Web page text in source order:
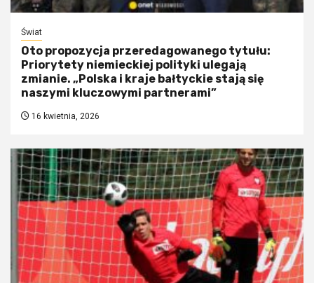
Świat
Oto propozycja przeredagowanego tytułu:
Priorytety niemieckiej polityki ulegają
zmianie. „Polska i kraje bałtyckie stają się
naszymi kluczowymi partnerami”
16 kwietnia, 2026